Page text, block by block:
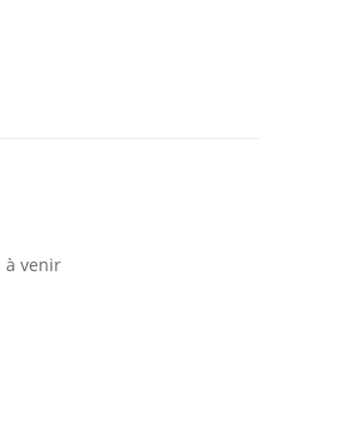
à venir